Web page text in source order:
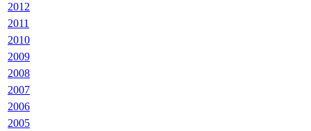
2012
2011
2010
2009
2008
2007
2006
2005